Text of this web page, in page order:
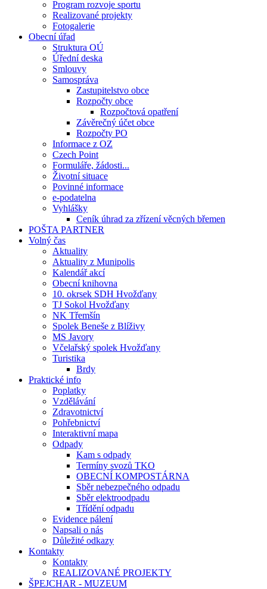
Program rozvoje sportu
Realizované projekty
Fotogalerie
Obecní úřad
Struktura OÚ
Úřední deska
Smlouvy
Samospráva
Zastupitelstvo obce
Rozpočty obce
Rozpočtová opatření
Závěrečný účet obce
Rozpočty PO
Informace z OZ
Czech Point
Formuláře, žádosti...
Životní situace
Povinné informace
e-podatelna
Vyhlášky
Ceník úhrad za zřízení věcných břemen
POŠTA PARTNER
Volný čas
Aktuality
Aktuality z Munipolis
Kalendář akcí
Obecní knihovna
10. okrsek SDH Hvožďany
TJ Sokol Hvožďany
NK Třemšín
Spolek Beneše z Blíživy
MS Javory
Včelařský spolek Hvožďany
Turistika
Brdy
Praktické info
Poplatky
Vzdělávání
Zdravotnictví
Pohřebnictví
Interaktivní mapa
Odpady
Kam s odpady
Termíny svozů TKO
OBECNÍ KOMPOSTÁRNA
Sběr nebezpečného odpadu
Sběr elektroodpadu
Třídění odpadu
Evidence pálení
Napsali o nás
Důležité odkazy
Kontakty
Kontakty
REALIZOVANÉ PROJEKTY
ŠPEJCHAR - MUZEUM